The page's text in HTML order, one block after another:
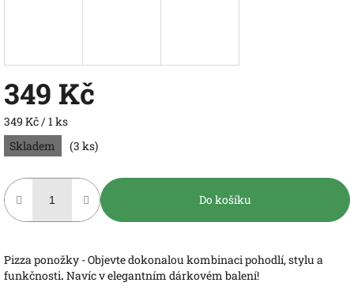
349 Kč
Měrná
cena:
349 Kč / 1 ks
Skladem
(3 ks)
Do košíku
Pizza ponožky - Objevte dokonalou kombinaci pohodlí, stylu a
funkčnosti. Navíc v elegantním dárkovém balení!